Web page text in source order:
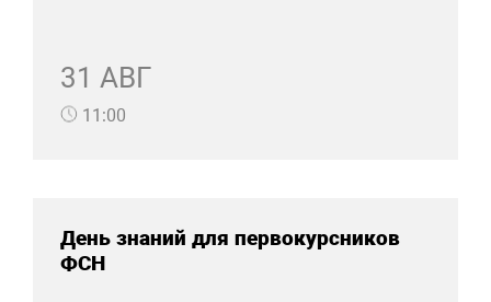
31 АВГ
11:00
День знаний для первокурсников
ФСН